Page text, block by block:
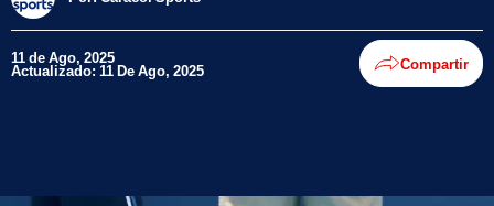
11 de Ago, 2025
Actualizado: 11 De Ago, 2025 Compartir